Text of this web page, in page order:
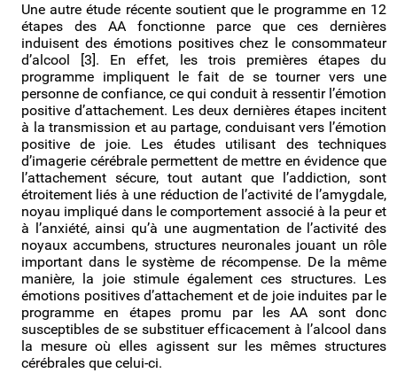
Une autre étude récente soutient que le programme en 12
étapes des AA fonctionne parce que ces dernières
induisent des émotions positives chez le consommateur
d’alcool [3]. En effet, les trois premières étapes du
programme impliquent le fait de se tourner vers une
personne de confiance, ce qui conduit à ressentir l’émotion
positive d’attachement. Les deux dernières étapes incitent
à la transmission et au partage, conduisant vers l’émotion
positive de joie. Les études utilisant des techniques
d’imagerie cérébrale permettent de mettre en évidence que
l’attachement sécure, tout autant que l’addiction, sont
étroitement liés à une réduction de l’activité de l’amygdale,
noyau impliqué dans le comportement associé à la peur et
à l’anxiété, ainsi qu’à une augmentation de l’activité des
noyaux accumbens, structures neuronales jouant un rôle
important dans le système de récompense. De la même
manière, la joie stimule également ces structures. Les
émotions positives d’attachement et de joie induites par le
programme en étapes promu par les AA sont donc
susceptibles de se substituer efficacement à l’alcool dans
la mesure où elles agissent sur les mêmes structures
cérébrales que celui-ci.